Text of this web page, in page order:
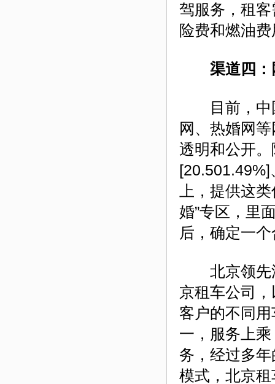
驾服务，租
险费和燃油
渠道四：
目前，中国
网、热婚网
透明和公开
上，提供这
婚”专区，里
后，确定一
北京领先汽
京租车公司
客户的不同
一，服务上
务，经过多
模式，北京